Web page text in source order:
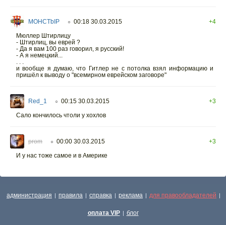
MOHCTbIP ○ 00:18 30.03.2015
+4
Мюллер Штирлицу
- Штирлиц, вы еврей ?
- Да я вам 100 раз говорил, я русский!
- А я немецкий...
. . .
и вообще я думаю, что Гитлер не с потолка взял информацию и
пришёл к выводу о "всемирном еврейском заговоре"
Red_1 ○ 00:15 30.03.2015
+3
Сало кончилось чтоли у хохлов
prom ○ 00:00 30.03.2015
+3
И у нас тоже самое и в Америке
администрация | правила | справка | реклама | для правообладателей |
оплата VIP | блог